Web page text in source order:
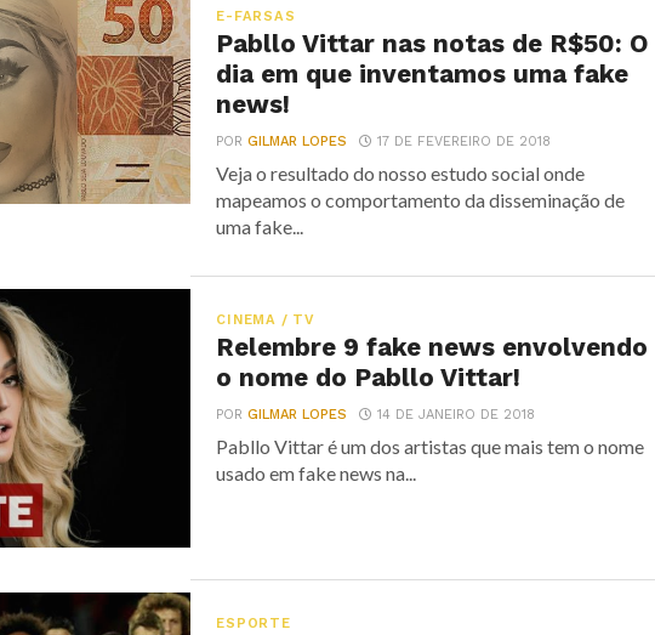
E-FARSAS
Pabllo Vittar nas notas de R$50: O
dia em que inventamos uma fake
news!
PORGILMAR LOPES 17 DE FEVEREIRO DE 2018
Veja o resultado do nosso estudo social onde
mapeamos o comportamento da disseminação de
uma fake...
CINEMA / TV
Relembre 9 fake news envolvendo
o nome do Pabllo Vittar!
PORGILMAR LOPES 14 DE JANEIRO DE 2018
Pabllo Vittar é um dos artistas que mais tem o nome
usado em fake news na...
ESPORTE